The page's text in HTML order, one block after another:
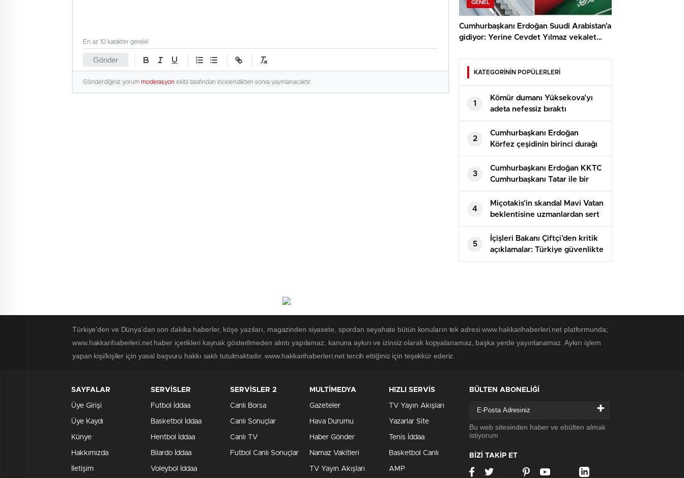
Gönder
En az 10 karakter gerekli
Gönderdiğiniz yorum moderasyon ekibi tarafından incelendikten sonra yayınlanacaktır.
GENEL
Cumhurbaşkanı Erdoğan Suudi Arabistan’a
gidiyor: Yerine Cevdet Yılmaz vekalet
KATEGORİNİN POPÜLERLERİ
1
Kömür dumanı Yüksekova’yı
adeta nefessiz bıraktı
2
Cumhurbaşkanı Erdoğan
Körfez çeşidinin birinci durağı
Suudi Arabistan’da
3
Cumhurbaşkanı Erdoğan KKTC
Cumhurbaşkanı Tatar ile bir
ortaya geldi
4
Miçotakis’in skandal Mavi Vatan
beklentisine uzmanlardan sert
reaksiyon: Türkiye geri adım
atamaz
5
İçişleri Bakanı Çiftçi’den kritik
açıklamalar: Türkiye güvenlikte
yeni bir eşiğe geçti
Türkiye'den ve Dünya’dan son dakika haberler, köşe yazıları, magazinden siyasete, spordan seyahate bütün konuların tek adresi www.hakkarihaberleri.net platformunda;
www.hakkarihaberleri.net haber içerikleri kaynak gösterilmeden alıntı yapılamaz, kanuna aykırı ve izinsiz olarak kopyalanamaz, başka yerde yayınlanamaz. Aykırı işlem
yapan kişi/kişiler için yasal başvuru hakkı saklı tutulmaktadır. www.hakkarihaberleri.net tercih ettiğiniz için teşekkür ederiz.
SAYFALAR
Üye Girişi
Üye Kaydı
Künye
Hakkımızda
İletişim
SERVİSLER
Futbol İddaa
Basketbol İddaa
Hentbol İddaa
Bilardo İddaa
Voleybol İddaa
SERVİSLER 2
Canlı Borsa
Canlı Sonuçlar
Canlı TV
Futbol Canlı Sonuçlar
MULTİMEDYA
Gazeteler
Hava Durumu
Haber Gönder
Namaz Vakitleri
TV Yayın Akışları
HIZLI SERVİS
TV Yayın Akışları
Yazarlar Site
Tenis İddaa
Basketbol Canlı
AMP
BÜLTEN ABONELİĞİ
+
Bu web sitesinden haber ve ebülten almak
istiyorum
BİZİ TAKİP ET